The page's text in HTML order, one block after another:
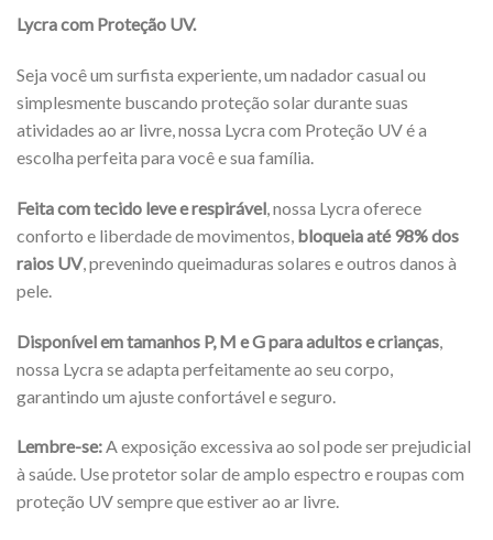
Lycra com Proteção UV.
Seja você um surfista experiente, um nadador casual ou
simplesmente buscando proteção solar durante suas
atividades ao ar livre, nossa Lycra com Proteção UV é a
escolha perfeita para você e sua família.
Feita com tecido leve e respirável, nossa Lycra oferece
conforto e liberdade de movimentos, bloqueia até 98% dos
raios UV, prevenindo queimaduras solares e outros danos à
pele.
Disponível em tamanhos P, M e G para adultos e crianças
nossa Lycra se adapta perfeitamente ao seu corpo,
garantindo um ajuste confortável e seguro.
Lembre-se:A exposição excessiva ao sol pode ser prejudicial
à saúde. Use protetor solar de amplo espectro e roupas com
proteção UV sempre que estiver ao ar livre.